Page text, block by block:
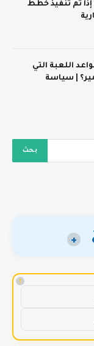
تم تنفيذ خطط
اللعبة التي
| سياسة
+
!